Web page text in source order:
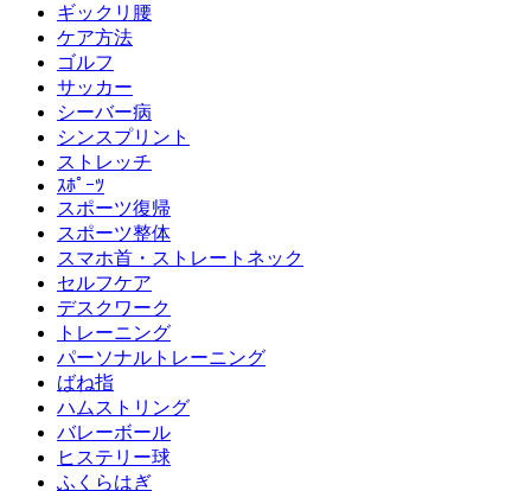
ギックリ腰
ケア方法
ゴルフ
サッカー
シーバー病
シンスプリント
ストレッチ
ｽﾎﾟｰﾂ
スポーツ復帰
スポーツ整体
スマホ首・ストレートネック
セルフケア
デスクワーク
トレーニング
パーソナルトレーニング
ばね指
ハムストリング
バレーボール
ヒステリー球
ふくらはぎ